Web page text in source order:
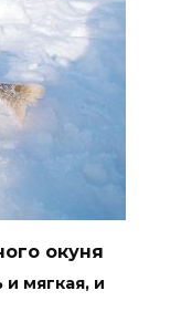
окуня
мягкая, и